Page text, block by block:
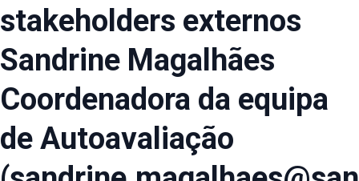
stakeholders externos
Sandrine Magalhães
Coordenadora da equipa
de Autoavaliação